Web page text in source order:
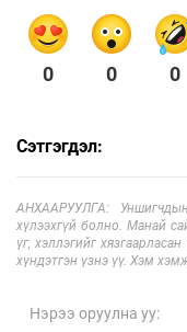
0 0 0
Сэтгэгдэл:
АНХААРУУЛГА: Уншигчдын
хүлээхгүй болно. Манай
үг, хэллэгийг
хүндэтгэн үзнэ үү. Хэм